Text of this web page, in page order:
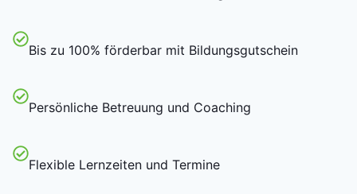
Bis zu 100% förderbar mit Bildungsgutschein
Persönliche Betreuung und Coaching
Flexible Lernzeiten und Termine